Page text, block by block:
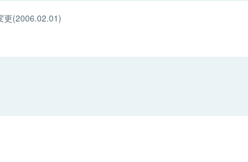
更(2006.02.01)